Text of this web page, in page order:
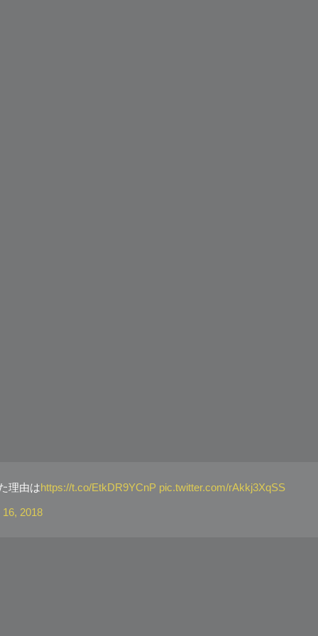
理由はhttps://t.co/EtkDR9YCnP pic.twitter.com/rAkkj3XqSS
2018